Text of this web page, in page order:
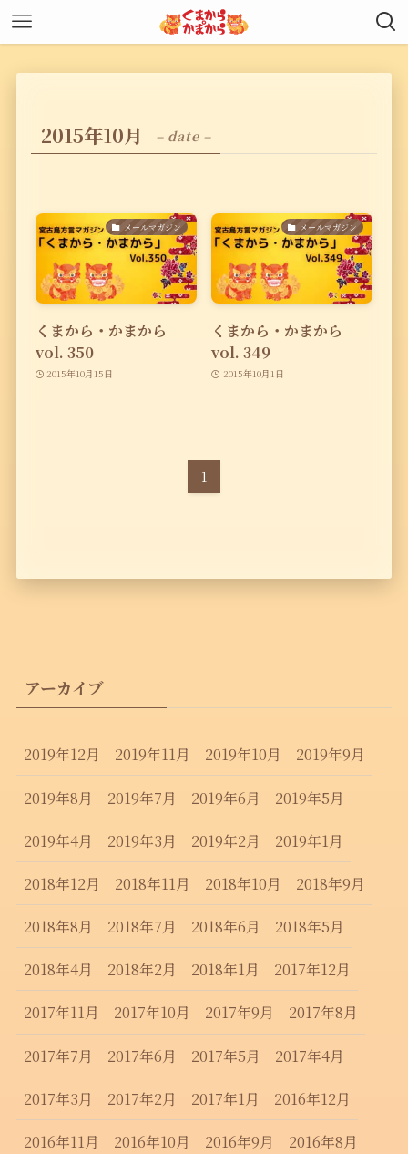
2015年10月 – date –
メールマガジン
くまから・かまから
vol. 350
2015年10月15日
メールマガジン
くまから・かまから
vol. 349
2015年10月1日
1
アーカイブ
2019年12月 2019年11月 2019年10月
2019年9月
2019年8月
2019年7月 2019年6月
2019年5月
2019年4月
2019年3月 2019年2月
2019年1月
2018年12月
2018年11月 2018年10月
2018年9月
2018年8月
2018年7月 2018年6月
2018年5月
2018年4月
2018年2月 2018年1月
2017年12月
2017年11月
2017年10月 2017年9月
2017年8月
2017年7月
2017年6月 2017年5月
2017年4月
2017年3月
2017年2月 2017年1月
2016年12月
2016年11月
2016年10月 2016年9月
2016年8月